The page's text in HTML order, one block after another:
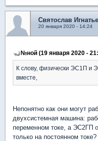
Святослав
20 января 2020 - 14:24
№ной (19 января 2020 -
К слову, физически ЭС1П и
вместе,
Непонятно как они могут
двухсистемная машина:
переменном токе, а ЭС2ГП
только на постоянном